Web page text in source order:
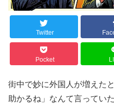
Twitter
Pocket
街中で妙に外国人が増えた
助かるね」なんて言ってい